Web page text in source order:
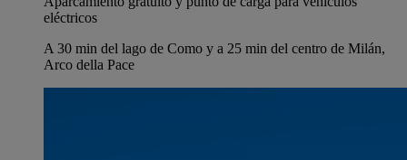
eléctricos
A 30 min del lago de Como y a 25 min del centro de Milán,
Arco della Pace